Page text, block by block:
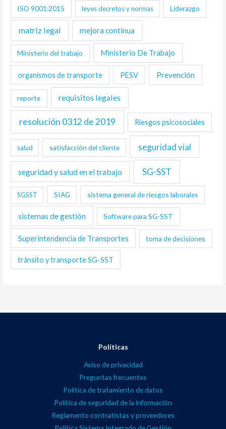
ISO 9001:2015 leyes decretos y normas Liderazgo
matriz legal mejora continua
Ministerio del trabajo Ministerio De Trabajo
organismos de transporte PESV Prevención
reporte requisitos legales
resolución 0312 de 2019 Riesgos psicosociales
salud satisfacción del cliente seguridad vial
seguridad y salud en el trabajo SG-SST
SGSST SIAG sistema general de riesgos laborales
sistemas de gestión Software para SG-SST
Superintendencia de Transportes toma de decisiones
tránsito y transporte SG-SST
Políticas
Aviso de privacidad
Preguntas frecuentes
Política de tratamiento de datos
Política de seguridad de la información
Reglamento contratistas y proveedores